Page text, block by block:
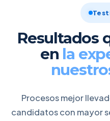
Resultados
en la
Procesos mejor
candidatos con mayor